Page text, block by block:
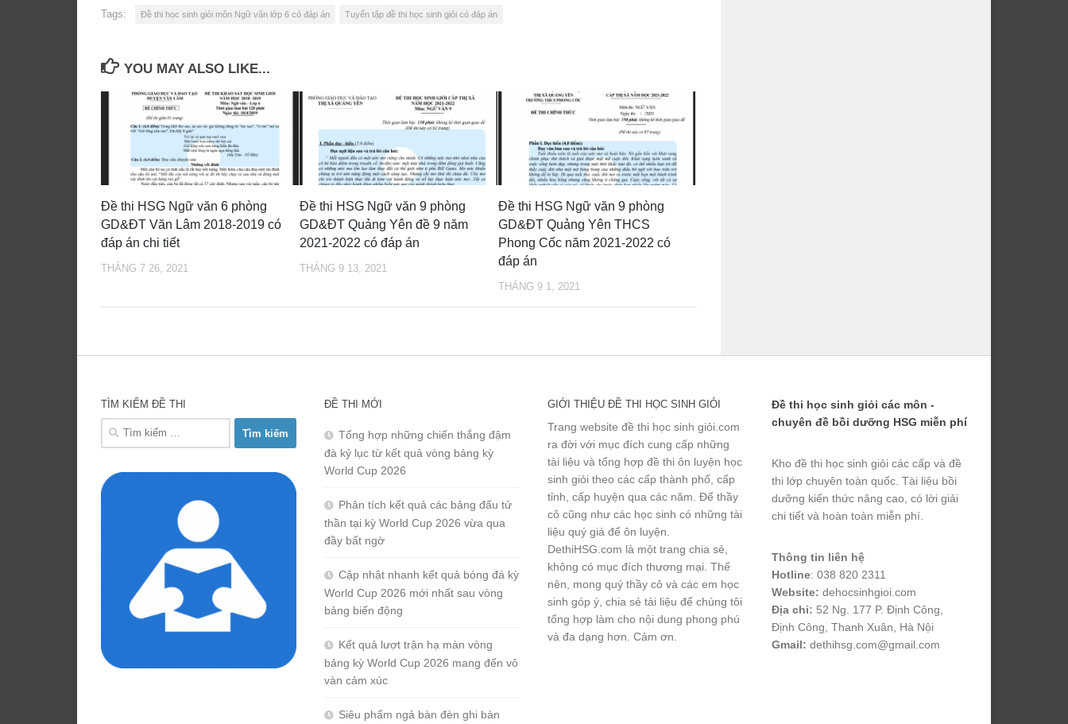
Tags: Đề thi học sinh giỏi môn Ngữ văn lớp 6 có đáp án Tuyển tập đề thi học sinh giỏi có đáp án
YOU MAY ALSO LIKE...
Đề thi HSG Ngữ văn 6 phòng
GD&ĐT Văn Lâm 2018-2019 có
đáp án chi tiết
THÁNG 7 26, 2021
Đề thi HSG Ngữ văn 9 phòng
GD&ĐT Quảng Yên đề 9 năm
2021-2022 có đáp án
THÁNG 9 13, 2021
Đề thi HSG Ngữ văn 9 phòng
GD&ĐT Quảng Yên THCS
Phong Cốc năm 2021-2022 có
đáp án
THÁNG 9 1, 2021
TÌM KIẾM ĐỀ THI
Tìm
kiếm
ĐỀ THI MỚI
Tổng hợp những chiến thắng đậm
đà kỷ lục từ kết quả vòng bảng kỳ
World Cup 2026
Phân tích kết quả các bảng đấu tử
thần tại kỳ World Cup 2026 vừa qua
đầy bất ngờ
Cập nhật nhanh kết quả bóng đá kỳ
World Cup 2026 mới nhất sau vòng
bảng biến động
Kết quả lượt trận hạ màn vòng
bảng kỳ World Cup 2026 mang đến vô
vàn cảm xúc
Siêu phẩm ngả bàn đèn ghi bàn
GIỚI THIỆU ĐỀ THI HỌC SINH GIỎI
Trang website đề thi học sinh giỏi.com
ra đời với mục đích cung cấp những
tài liệu và tổng hợp đề thi ôn luyện học
sinh giỏi theo các cấp thành phố, cấp
tỉnh, cấp huyện qua các năm. Để thầy
cô cũng như các học sinh có những tài
liệu quý giá để ôn luyện.
DethiHSG.com là một trang chia sẻ,
không có mục đích thương mại. Thế
nên, mong quý thầy cô và các em học
sinh góp ý, chia sẻ tài liệu để chúng tôi
tổng hợp làm cho nội dung phong phú
và đa dạng hơn. Cảm ơn.
Đề thi học sinh giỏi các môn -
chuyên đề bồi dưỡng HSG miễn phí
Kho đề thi học sinh giỏi các cấp và đề
thi lớp chuyên toàn quốc. Tài liệu bồi
dưỡng kiến thức nâng cao, có lời giải
chi tiết và hoàn toàn miễn phí.
Thông tin liên hệ
Hotline: 038 820 2311
Website: dehocsinhgioi.com
Địa chỉ: 52 Ng. 177 P. Định Công,
Định Công, Thanh Xuân, Hà Nội
Gmail: dethihsg.com@gmail.com